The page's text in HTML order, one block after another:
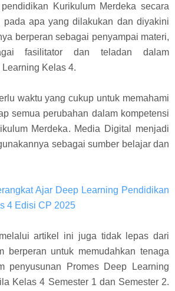
Kurikulum Merdeka secara
pada apa yang dilakukan dan diyakini
berperan sebagai penyampai materi,
fasilitator dan teladan dalam
Kelas 4.
waktu yang cukup untuk memahami
semua perubahan dalam kompetensi
Merdeka. Media Digital menjadi
sebagai sumber belajar dan
Ajar Deep Learning Pendidikan
4 Edisi CP 2025
artikel ini juga tidak lepas dari
berperan untuk memudahkan tenaga
penyusunan Promes Deep Learning
Kelas 4 Semester 1 dan Semester 2.